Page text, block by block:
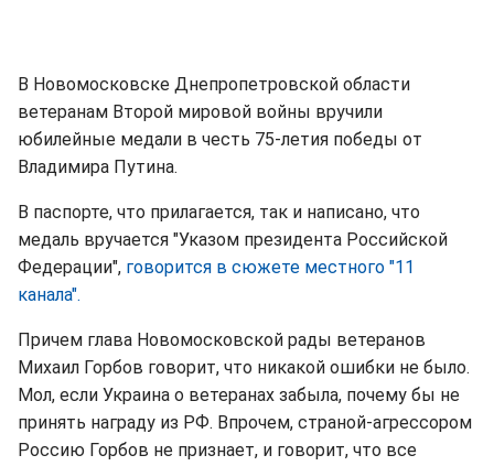
В Новомосковске Днепропетровской области
ветеранам Второй мировой войны вручили
юбилейные медали в честь 75-летия победы от
Владимира Путина.
В паспорте, что прилагается, так и написано, что
медаль вручается "Указом президента Российской
Федерации", говорится в сюжете местного "11
канала".
Причем глава Новомосковской рады ветеранов
Михаил Горбов говорит, что никакой ошибки не было.
Мол, если Украина о ветеранах забыла, почему бы не
принять награду из РФ. Впрочем, страной-агрессором
Россию Горбов не признает, и говорит, что все